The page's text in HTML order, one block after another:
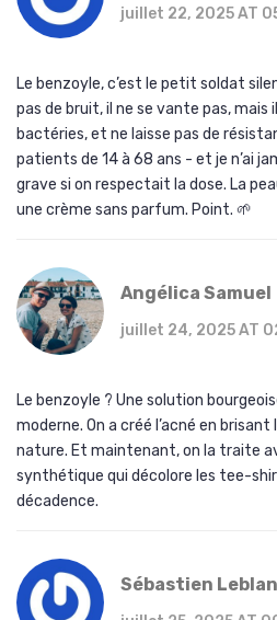
juillet 22, 2025 AT
Le benzoyle, c’est le petit soldat
pas de bruit, il ne se vante pas, mais
bactéries, et ne laisse pas de
patients de 14 à 68 ans - et je n’ai
grave si on respectait la dose. La
une crème sans parfum. Point. 🌱
Angélica Samuel
juillet 24, 2025 AT
Le benzoyle ? Une solution
moderne. On a créé l’acné en
nature. Et maintenant, on la traite
synthétique qui décolore les tee-
décadence.
Sébastien